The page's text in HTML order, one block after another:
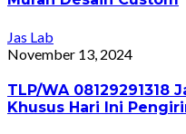
Jas Lab
November 13, 2024
TLP/WA 08129291318
Khusus Hari Ini